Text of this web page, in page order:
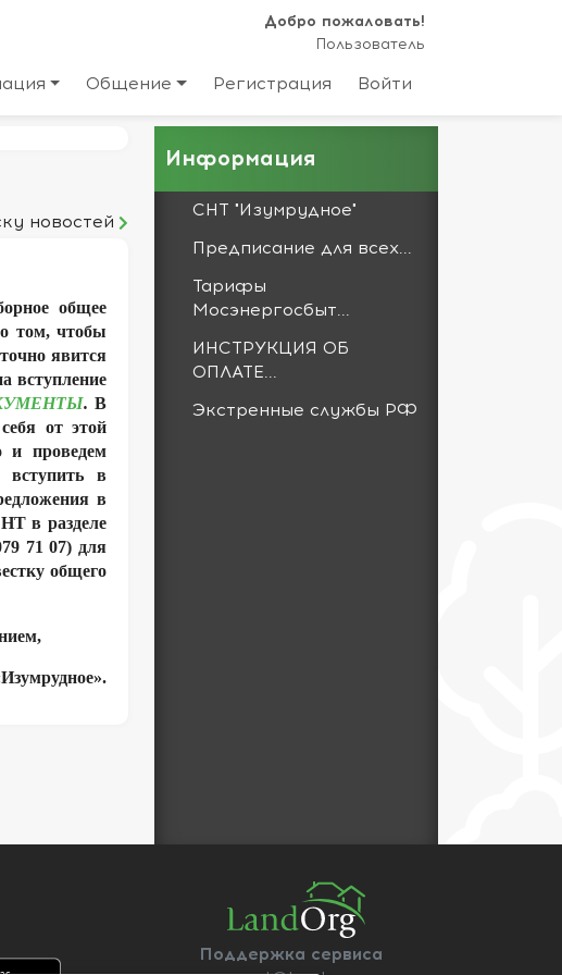
Добро пожаловать!
Пользователь
Общение Регистрация Войти
новостей
общее
о том, чтобы
явится
вступление
. В
от этой
и проведем
вступить в
в
в разделе
71 07) для
общего
Информация
СНТ "Изумрудное"
Предписание для всех...
Тарифы
Мосэнергосбыт...
ИНСТРУКЦИЯ ОБ
ОПЛАТЕ...
Экстренные службы РФ
Поддержка сервиса